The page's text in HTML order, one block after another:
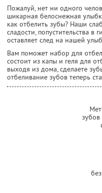
Пожалуй, нет ни одного
шикарная белоснежная
как отбелить зубы? Наши
сладости, попустительства в
оставляет след на нашей
Вам поможет набор для
состоит из капы и геля для
выходя из дома, сделаете
отбеливание зубов теперь